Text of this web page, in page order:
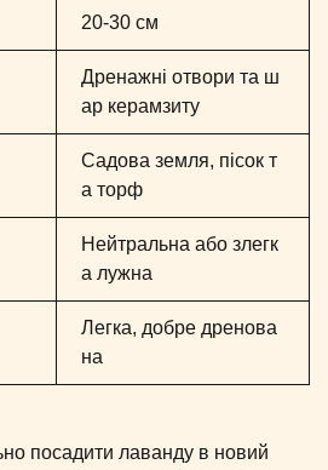
20-30 см
Дренажні отвори та ш
ар керамзиту
Садова земля, пісок т
а торф
Нейтральна або злегк
а лужна
Легка, добре дренова
на
посадити лаванду в новий